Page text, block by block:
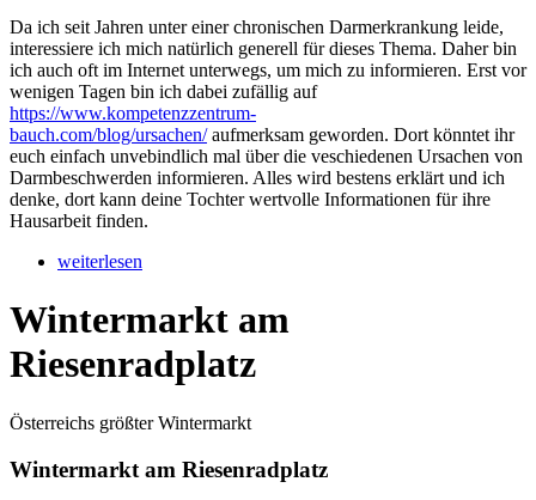
Da ich seit Jahren unter einer chronischen Darmerkrankung leide,
interessiere ich mich natürlich generell für dieses Thema. Daher bin
ich auch oft im Internet unterwegs, um mich zu informieren. Erst vor
wenigen Tagen bin ich dabei zufällig auf
https://www.kompetenzzentrum-
bauch.com/blog/ursachen/aufmerksam geworden. Dort könntet ihr
euch einfach unvebindlich mal über die veschiedenen Ursachen von
Darmbeschwerden informieren. Alles wird bestens erklärt und ich
denke, dort kann deine Tochter wertvolle Informationen für ihre
Hausarbeit finden.
weiterlesen
Wintermarkt am
Riesenradplatz
Österreichs größter Wintermarkt
Wintermarkt am Riesenradplatz